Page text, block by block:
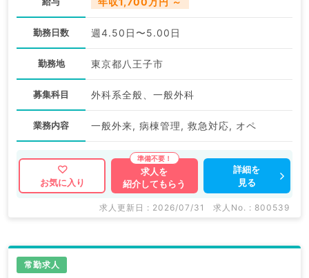
勤務日数 週4.50日〜5.00日
勤務地 東京都八王子市
募集科目 外科系全般、一般外科
業務内容 一般外来, 病棟管理, 救急対応, オペ
お気に入り
求人を
紹介してもらう
詳細を
見る
求人更新日 : 2026/07/31 求人No. : 800539
常勤求人